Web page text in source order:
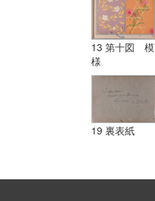
13 第十図 模
様
19 裏表紙